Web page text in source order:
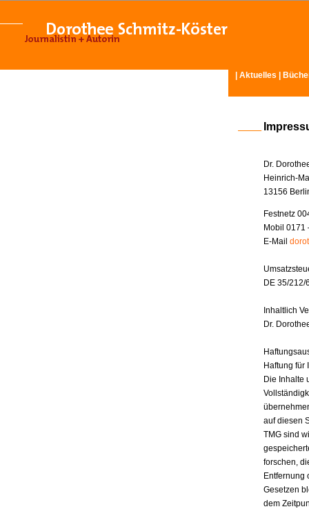
Aktuelles
Dr.
Heinrich-
13156
Festnetz
Mobil 0171
E-Mail
DE 35/212/
Inhaltlich
Dr.
Haftung für
Die Inhalte
auf diesen
TMG sind
forschen,
Entfernung
Gesetzen
dem